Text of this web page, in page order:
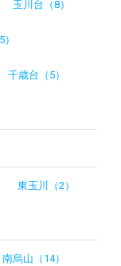
玉川台（8）
千歳台（5）
東玉川（2）
南烏山（14）